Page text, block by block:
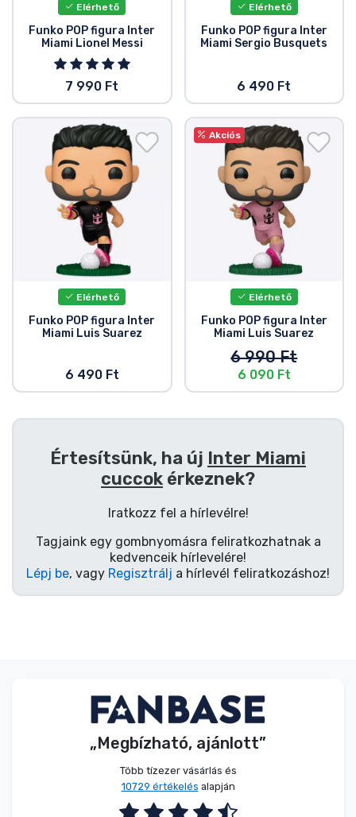
Elérhető
Funko POP figura Inter
Miami Lionel Messi
7 990 Ft
Elérhető
Funko POP figura Inter
Miami Sergio Busquets
6 490 Ft
Elérhető
Funko POP figura Inter
Miami Luis Suarez
6 490 Ft
Akciós
Elérhető
Funko POP figura Inter
Miami Luis Suarez
6 990 Ft
6 090 Ft
Értesítsünk, ha új Inter Miami
cuccok érkeznek?
Iratkozz fel a hírlevélre!
Tagjaink egy gombnyomásra feliratkozhatnak a
kedvenceik hírlevelére!
Lépj be, vagy Regisztrálj a hírlevél feliratkozáshoz!
„Megbízható, ajánlott”
Több tízezer vásárlás és
10729 értékelés alapján
Márkák